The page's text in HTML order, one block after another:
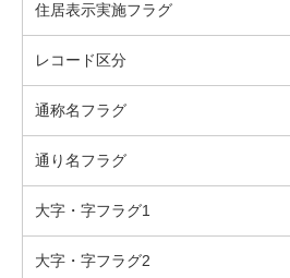
住居表示実施フラグ
レコード区分
通称名フラグ
通り名フラグ
大字・字フラグ1
大字・字フラグ2